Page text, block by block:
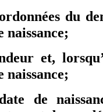
du
naissance;
et,
naissance;
de